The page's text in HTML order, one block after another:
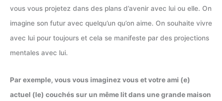
vous vous projetez dans des plans d’avenir avec lui ou elle. On
imagine son futur avec quelqu’un qu’on aime. On souhaite vivre
avec lui pour toujours et cela se manifeste par des projections
mentales avec lui.
Par exemple, vous vous imaginez vous et votre ami (e)
actuel (le) couchés sur un même lit dans une grande maison